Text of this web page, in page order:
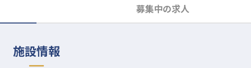
募集中の求人
施設情報